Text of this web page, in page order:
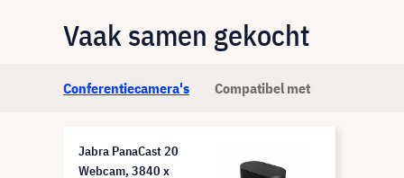
Vaak samen gekocht
Conferentiecamera's Compatibel met
Jabra PanaCast 20
Webcam, 3840 x